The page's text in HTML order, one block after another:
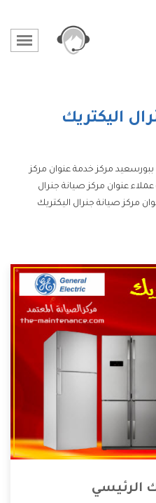
اليكتريك
ببورسعيد مركز خدمة عنوان مركز
عنوان مركز صيانة جنرال
مركز صيانة جنرال اليكتريك
الرئيسي